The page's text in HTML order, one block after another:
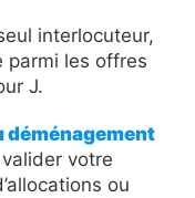
interlocuteur,
parmi les offres
J.
déménagement
votre
ou